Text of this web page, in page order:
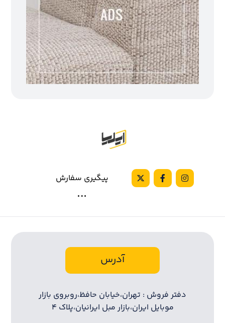
پیگیری سفارش
آدرس
دفتر فروش : تهران،خیابان حافظ،روبروی بازار
موبایل ایران،بازار مبل ایرانیان،پلاک ۴